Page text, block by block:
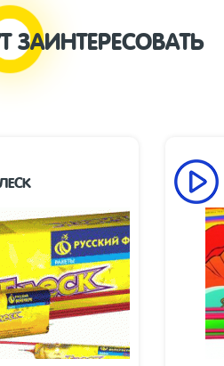
Высота
взлета, м:
40
Размеры
упаковки, мм:
85 х 400 х 14
Вес упаковки,
0.5
Цена указана
по 6 ракет в